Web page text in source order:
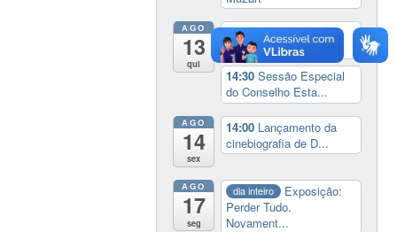
AGO
13
qui
9:00Feira do Livro da
UFSC
14:30Sessão Especial
do Conselho Esta...
AGO
14
sex
14:00 Lançamento da
cinebiografia de D...
AGO
17
seg
dia inteiro
Exposição:
Perder Tudo.
Novament...